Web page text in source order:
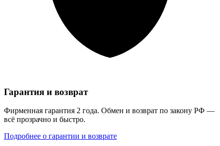
Гарантия и возврат
Фирменная гарантия 2 года. Обмен и возврат по закону РФ —
всё прозрачно и быстро.
Подробнее о гарантии и возврате